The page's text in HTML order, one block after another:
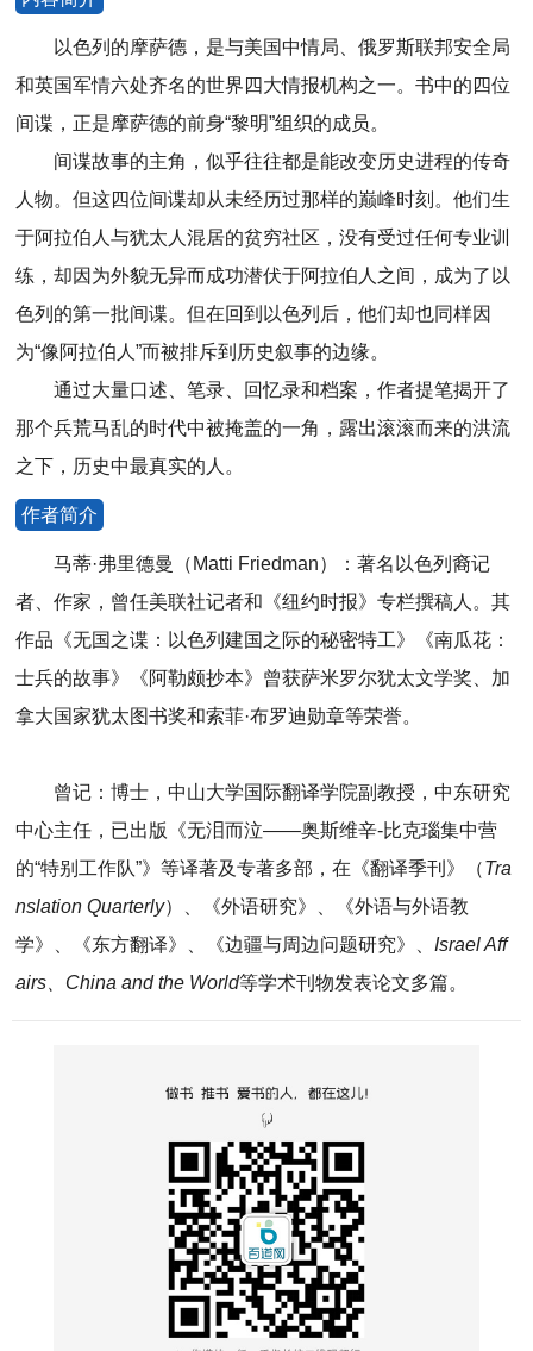
以色列的摩萨德，是与美国中情局、俄罗斯联邦安全局
和英国军情六处齐名的世界四大情报机构之一。书中的四位
间谍，正是摩萨德的前身“黎明”组织的成员。
间谍故事的主角，似乎往往都是能改变历史进程的传奇
人物。但这四位间谍却从未经历过那样的巅峰时刻。他们生
于阿拉伯人与犹太人混居的贫穷社区，没有受过任何专业训
练，却因为外貌无异而成功潜伏于阿拉伯人之间，成为了以
色列的第一批间谍。但在回到以色列后，他们却也同样因
为“像阿拉伯人”而被排斥到历史叙事的边缘。
通过大量口述、笔录、回忆录和档案，作者提笔揭开了
那个兵荒马乱的时代中被掩盖的一角，露出滚滚而来的洪流
之下，历史中最真实的人。
作者简介
马蒂·弗里德曼（Matti Friedman）：著名以色列裔记
者、作家，曾任美联社记者和《纽约时报》专栏撰稿人。其
作品《无国之谍：以色列建国之际的秘密特工》《南瓜花：
士兵的故事》《阿勒颇抄本》曾获萨米罗尔犹太文学奖、加
拿大国家犹太图书奖和索菲·布罗迪勋章等荣誉。
曾记：博士，中山大学国际翻译学院副教授，中东研究
中心主任，已出版《无泪而泣——奥斯维辛-比克瑙集中营
的“特别工作队”》等译著及专著多部，在《翻译季刊》（Tra
nslation Quarterly）、《外语研究》、《外语与外语教
学》、《东方翻译》、《边疆与周边问题研究》、 Israel Aff
airs、China and the World等学术刊物发表论文多篇。